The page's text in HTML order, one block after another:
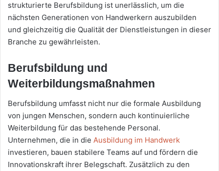
strukturierte Berufsbildung ist unerlässlich, um die
nächsten Generationen von Handwerkern auszubilden
und gleichzeitig die Qualität der Dienstleistungen in dieser
Branche zu gewährleisten.
Berufsbildung und
Weiterbildungsmaßnahmen
Berufsbildung umfasst nicht nur die formale Ausbildung
von jungen Menschen, sondern auch kontinuierliche
Weiterbildung für das bestehende Personal.
Unternehmen, die in die Ausbildung im Handwerk
investieren, bauen stabilere Teams auf und fördern die
Innovationskraft ihrer Belegschaft. Zusätzlich zu den